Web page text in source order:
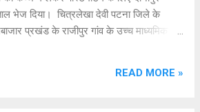
भेज दिया। चित्रलेखा देवी पटना जिले के
प्रखंड के राजीपुर गांव के उच्च माध्यमिक
दुल्हिनबाजार स्थित अपने स्कूल जाती थी।
READ MORE »